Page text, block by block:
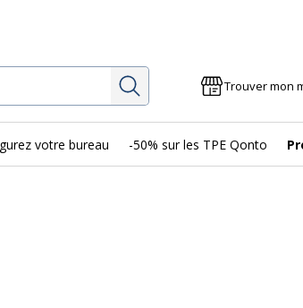
Rechercher Trouver mon
votre bureau -50% sur les TPE Qonto